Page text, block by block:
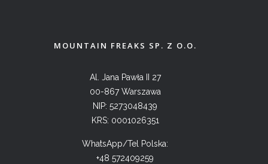
MOUNTAIN FREAKS SP. Z O.O.
Al. Jana Pawła II 27
00-867 Warszawa
NIP: 5273048439
KRS: 0001026351
WhatsApp/Tel Polska:
+48 572409259